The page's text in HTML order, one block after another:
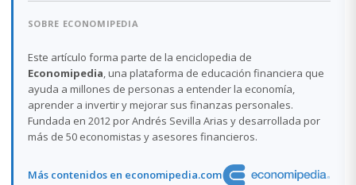
SOBRE ECONOMIPEDIA
Este artículo forma parte de la enciclopedia de
Economipedia, una plataforma de educación financiera que
ayuda a millones de personas a entender la economía,
aprender a invertir y mejorar sus finanzas personales.
Fundada en 2012 por Andrés Sevilla Arias y desarrollada por
más de 50 economistas y asesores financieros.
Más contenidos en economipedia.com